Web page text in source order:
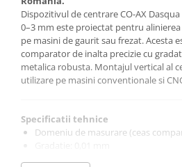
Dispozitivul de centrare CO-AX
0–3 mm este proiectat pentru
pe masini de gaurit sau frezat. Acesta
comparator de inalta precizie cu
metalica robusta. Montajul vertical al
utilizare pe masini conventionale si
Specificatii tehnice
Domeniu de masurare (ceas